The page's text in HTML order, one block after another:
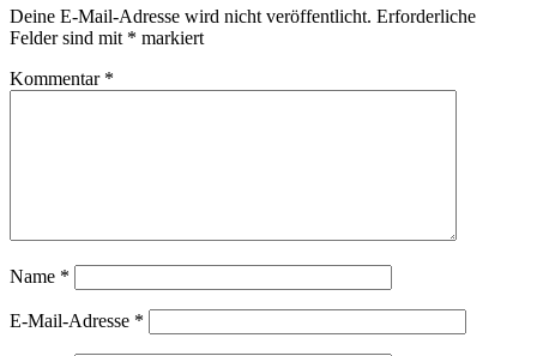
Deine E-Mail-Adresse wird nicht veröffentlicht. Erforderliche
Felder sind mit * markiert
Kommentar *
Name *
E-Mail-Adresse *